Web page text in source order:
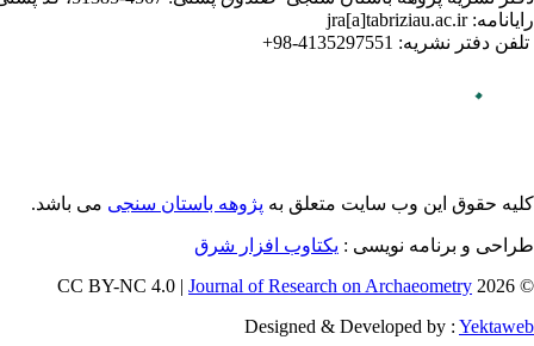
رایانامه: jra[a]tabriziau.ac.ir
تلفن دفتر نشریه: 4135297551-98+
کلیه حقوق این وب سایت متعلق به پژوهه باستان سنجی می باشد.
طراحی و برنامه نویسی : یکتاوب افزار شرق
© 2026 CC BY-NC 4.0 |
Journal of Research on Archaeometry
Designed & Developed by : Yektaweb